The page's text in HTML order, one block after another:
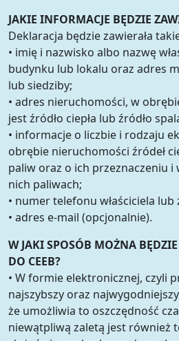
JAKIE INFORMACJE BĘDZIE
Deklaracja będzie zawierała
• imię i nazwisko albo nazwę
budynku lub lokalu oraz adres
lub siedziby;
• adres nieruchomości, w
jest źródło ciepła lub źródło
• informacje o liczbie i rodzaju
obrębie nieruchomości źródeł
paliw oraz o ich przeznaczeniu
nich paliwach;
• numer telefonu właściciela
• adres e-mail (opcjonalnie).
W JAKI SPOSÓB MOŻNA
DO CEEB?
• W formie elektronicznej, czyli
najszybszy oraz
że umożliwia to oszczędność
niewątpliwą zaletą jest również